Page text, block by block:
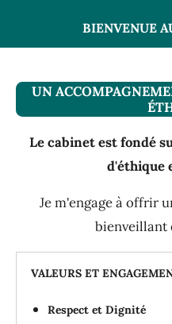
principal
BIENVENUE
UN
Le cabinet est fondé
d'éthique
Je m'engage à offrir
bienveillant
VALEURS ET
Respect et Dignité